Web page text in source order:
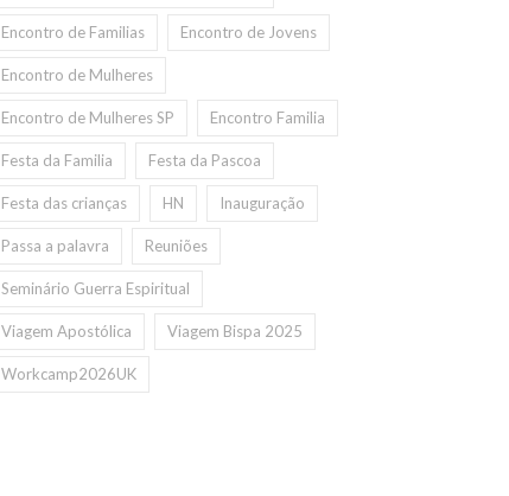
Encontro de Familias Encontro de Jovens
Encontro de Mulheres
Encontro de Mulheres SP Encontro Familia
Festa da Familia Festa da Pascoa
Festa das crianças HN Inauguração
Passa a palavra Reuniões
Seminário Guerra Espiritual
Viagem Apostólica Viagem Bispa 2025
Workcamp2026UK